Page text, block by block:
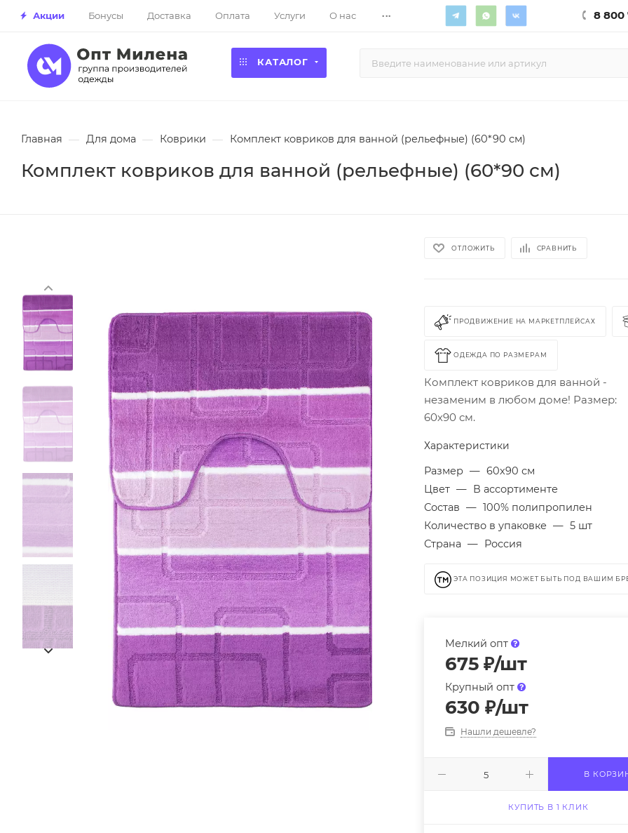
Акции Бонусы Доставка Оплата Услуги О нас ... 8 800
КАТАЛОГ
Главная — Для дома — Коврики — Комплект ковриков для ванной (рельефные) (60*90 см)
Комплект ковриков для ванной (рельефные) (60*90 см)
ОТЛОЖИТЬ СРАВНИТЬ
ПРОДВИЖЕНИЕ НА МАРКЕТПЛЕЙСАХ
ОДЕЖДА ПО РАЗМЕРАМ
Комплект ковриков для ванной -
незаменим в любом доме! Размер:
60х90 см.
Характеристики
Размер — 60х90 см
Цвет — В ассортименте
Состав — 100% полипропилен
Количество в упаковке — 5 шт
Страна — Россия
ЭТА ПОЗИЦИЯ МОЖЕТ БЫТЬ ПОД ВАШИМ
Мелкий опт
675 ₽/шт
Крупный опт
630 ₽/шт
Нашли дешевле?
В
КУПИТЬ В 1 КЛИК